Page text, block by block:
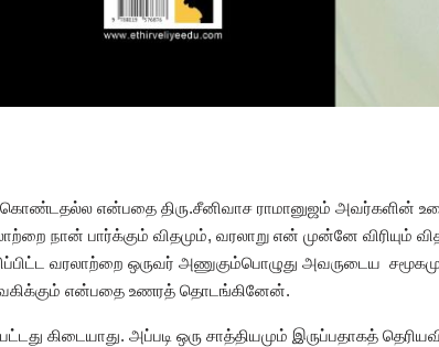
என்பதை திரு.சீனிவாச ராமானுஜம் அவர்களின்
நான் பார்க்கும் விதமும், வரலாறு என் முன்னே விரியும்
வரலாற்றை ஒருவர் அணுகும்பொழுது அவருடைய
வகிக்கும் என்பதை உணரத் தொடங்கினேன்.
கிடையாது. அப்படி ஒரு சாத்தியமும் இருப்பதாகத்